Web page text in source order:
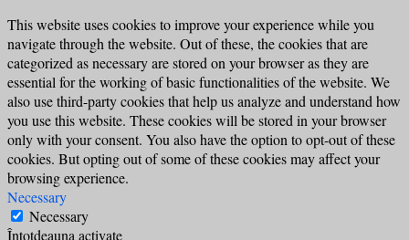
This website uses cookies to improve your experience while you
navigate through the website. Out of these, the cookies that are
categorized as necessary are stored on your browser as they are
essential for the working of basic functionalities of the website. We
also use third-party cookies that help us analyze and understand how
you use this website. These cookies will be stored in your browser
only with your consent. You also have the option to opt-out of these
cookies. But opting out of some of these cookies may affect your
browsing experience.
Necessary
Necessary
Întotdeauna activate